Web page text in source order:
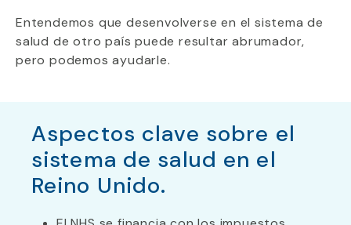
Entendemos que desenvolverse en el sistema de
salud de otro país puede resultar abrumador,
pero podemos ayudarle.
Aspectos clave sobre el
sistema de salud en el
Reino Unido.